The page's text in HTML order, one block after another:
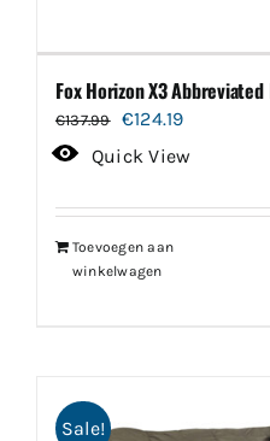
Fox Horizon X3
€137.99
Oorspronkelijke
prijs
€137.99.
€124.19Huidige
prijs
€124.19.
Quick View
Toevoegen aan
winkelwagen
Sale!